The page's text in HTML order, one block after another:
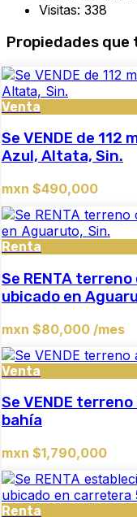
Visitas: 338
Propiedades
Venta
Se VENDE de
Azul, Altata, Sin.
mxn $490,000
Renta
Se RENTA
ubicado en
mxn $80,000 /mes
Venta
Se VENDE
bahía
mxn $1,790,000
Renta